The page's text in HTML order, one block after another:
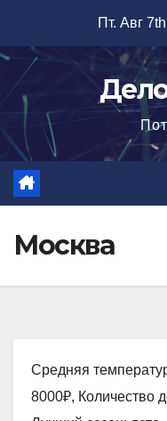
содержимому
Пт. Авг
Москва
Средняя
8000₽, Количество